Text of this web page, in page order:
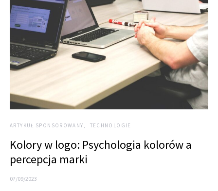
ARTYKUŁ SPONSOROWANY TECHNOLOGIE
Kolory w logo: Psychologia kolorów a
percepcja marki
07/09/2023